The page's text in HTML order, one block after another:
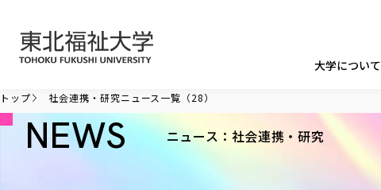
大学について
トップ 社会連携・研究ニュース一覧（28）
NEWS ニュース：社会連携・研究